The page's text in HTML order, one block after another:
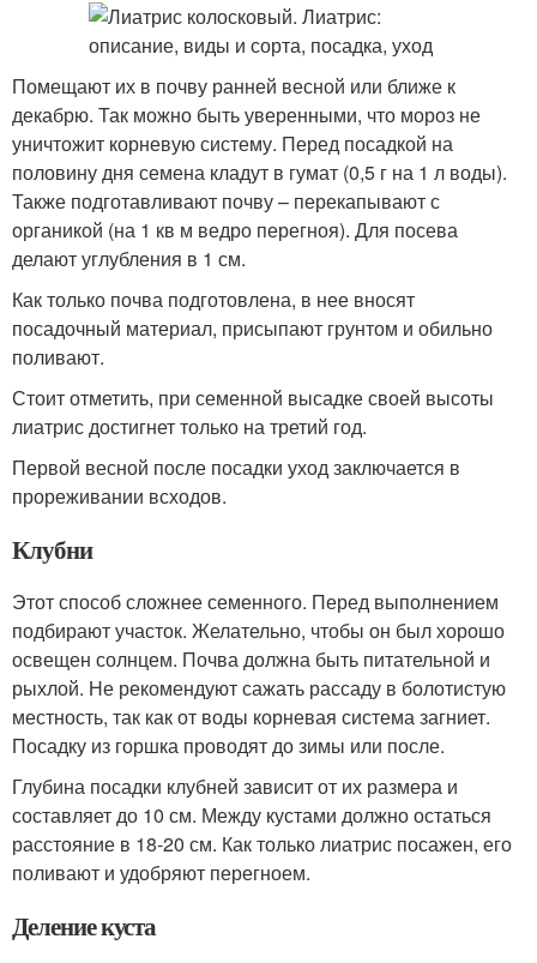
Помещают их в почву ранней весной или ближе к
декабрю. Так можно быть уверенными, что мороз не
уничтожит корневую систему. Перед посадкой на
половину дня семена кладут в гумат (0,5 г на 1 л воды).
Также подготавливают почву – перекапывают с
органикой (на 1 кв м ведро перегноя). Для посева
делают углубления в 1 см.
Как только почва подготовлена, в нее вносят
посадочный материал, присыпают грунтом и обильно
поливают.
Стоит отметить, при семенной высадке своей высоты
лиатрис достигнет только на третий год.
Первой весной после посадки уход заключается в
прореживании всходов.
Клубни
Этот способ сложнее семенного. Перед выполнением
подбирают участок. Желательно, чтобы он был хорошо
освещен солнцем. Почва должна быть питательной и
рыхлой. Не рекомендуют сажать рассаду в болотистую
местность, так как от воды корневая система загниет.
Посадку из горшка проводят до зимы или после.
Глубина посадки клубней зависит от их размера и
составляет до 10 см. Между кустами должно остаться
расстояние в 18-20 см. Как только лиатрис посажен, его
поливают и удобряют перегноем.
Деление куста